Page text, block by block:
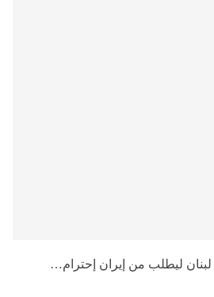
ليطلب من إيران إحترام…